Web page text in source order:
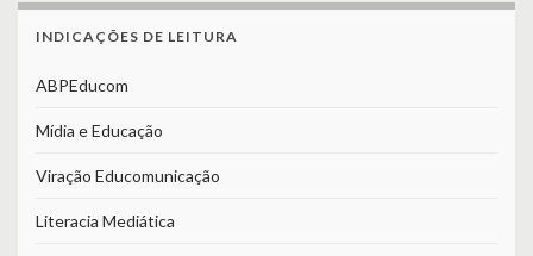
INDICAÇÕES DE LEITURA
ABPEducom
Mídia e Educação
Viração Educomunicação
Literacia Mediática